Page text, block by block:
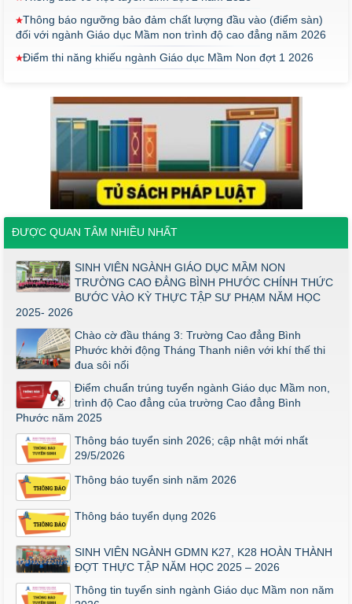
Thông báo ngưỡng bảo đảm chất lượng đầu vào (điểm sàn)
đối với ngành Giáo dục Mầm non trình độ cao đẳng năm 2026
Điểm thi năng khiếu ngành Giáo dục Mầm Non đợt 1 2026
THÔNG BÁO VỀ VIỆC PHÚC KHẢO ĐIỂM THI TỐT NGHIỆP
ĐIỂM TỐT NGHIỆP KHỐI Y - DƯỢC NĂM 2026
Thông báo về việc tổ chức thi năng khiếu ngành Giáo dục
Mầm non năm 2026
Thông báo về việc tuyển sinh đợt 2 năm 2026
Thông báo ngưỡng bảo đảm chất lượng đầu vào (điểm sàn)
đối với ngành Giáo dục Mầm non trình độ cao đẳng năm 2026
Điểm thi năng khiếu ngành Giáo dục Mầm Non đợt 1 2026
Thông báo về việc triển khai một số văn bản mới
THÔNG BÁO VỀ VIỆC PHÚC KHẢO ĐIỂM THI TỐT NGHIỆP
KHỐI Y DƯỢC NĂM 2026
ĐIỂM TỐT NGHIỆP KHỐI Y - DƯỢC NĂM 2026
Mầm non năm 2026
ĐƯỢC QUAN TÂM NHIỀU NHẤT
SINH VIÊN NGÀNH GIÁO DỤC MẦM NON
TRƯỜNG CAO ĐẲNG BÌNH PHƯỚC CHÍNH THỨC
BƯỚC VÀO KỲ THỰC TẬP SƯ PHẠM NĂM HỌC
2025- 2026
Chào cờ đầu tháng 3: Trường Cao đẳng Bình
Phước khởi động Tháng Thanh niên với khí thế thi
đua sôi nổi
Điểm chuẩn trúng tuyển ngành Giáo dục Mầm non,
trình độ Cao đẳng của trường Cao đẳng Bình
Phước năm 2025
Thông báo tuyển sinh 2026; cập nhật mới nhất
29/5/2026
Thông báo tuyển sinh năm 2026
Thông báo tuyển dụng 2026
SINH VIÊN NGÀNH GDMN K27, K28 HOÀN THÀNH
ĐỢT THỰC TẬP NĂM HỌC 2025 – 2026
Thông tin tuyển sinh ngành Giáo dục Mầm non năm